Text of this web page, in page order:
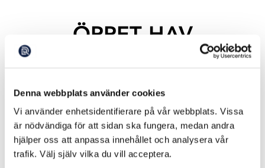
Denna webbplats använder cookies
Vi använder enhetsidentifierare på vår webbplats. Vissa
är nödvändiga för att sidan ska fungera, medan andra
hjälper oss att anpassa innehållet och analysera vår
trafik. Välj själv vilka du vill acceptera.
ÖPPET HAV